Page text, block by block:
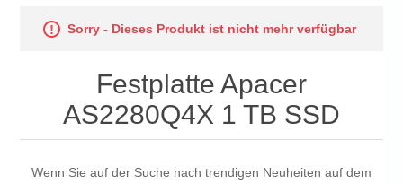
Sorry - Dieses Produkt ist nicht mehr verfügbar
Festplatte Apacer
AS2280Q4X 1 TB SSD
Wenn Sie auf der Suche nach trendigen Neuheiten auf dem